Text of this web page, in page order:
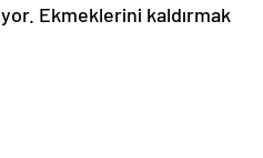
Ekmeklerini kaldırmak